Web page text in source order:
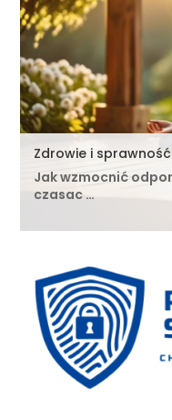
Zdrowie i sprawność
Jak wzmocnić
czasac …